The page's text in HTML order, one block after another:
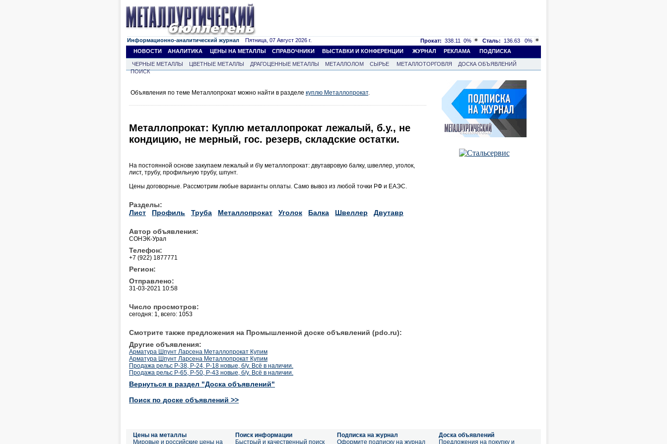
Информационно-аналитический журнал Пятница, 07 Август 2026 г. Прокат: 338.11 0% Сталь: 136.63
0%
НОВОСТИ
АНАЛИТИКА ЦЕНЫ НА МЕТАЛЛЫ СПРАВОЧНИКИ ВЫСТАВКИ И КОНФЕРЕНЦИИ ЖУРНАЛ РЕКЛАМА ПОДПИСКА
ЧЕРНЫЕ МЕТАЛЛЫ ЦВЕТНЫЕ МЕТАЛЛЫ ДРАГОЦЕННЫЕ МЕТАЛЛЫ МЕТАЛЛОЛОМ СЫРЬЕ МЕТАЛЛОТОРГОВЛЯ
ДОСКА ОБЪЯВЛЕНИЙ
ПОИСК
Объявления по теме Металлопрокат можно найти в разделе куплю Металлопрокат.
Металлопрокат: Куплю металлопрокат лежалый, б.у., не
кондицию, не мерный, гос. резерв, складские остатки.
На постоянной основе закупаем лежалый и б\у металлопрокат: двутавровую балку, швеллер, уголок,
лист, трубу, профильную трубу, шпунт.
Цены договорные. Рассмотрим любые варианты оплаты. Само вывоз из любой точки РФ и ЕАЭС.
Разделы:
Лист
Профиль Труба Металлопрокат Уголок Балка Швеллер Двутавр
Автор объявления:
СОНЭК-Урал
Телефон:
+7 (922) 1877771
Регион:
Отправлено:
31-03-2021 10:58
Число просмотров:
сегодня: 1, всего: 1053
Смотрите также предложения на Промышленной доске объявлений (pdo.ru):
Другие объявления:
Арматура Шпунт Ларсена Металлопрокат Купим
Арматура Шпунт Ларсена Металлопрокат Купим
Продажа рельс Р-38, Р-24, Р-18 новые, б/у. Всё в наличии.
Продажа рельс Р-65, Р-50, Р-43 новые, б/у. Всё в наличии.
Вернуться в раздел "Доска объявлений"
Поиск по доске объявлений >>
Цены на металлы
Мировые и российские цены на
Поиск информации
Быстрый и качественный поиск
Подписка на журнал
Оформите подписку на журнал
Доска объявлений
Предложения на покупку и